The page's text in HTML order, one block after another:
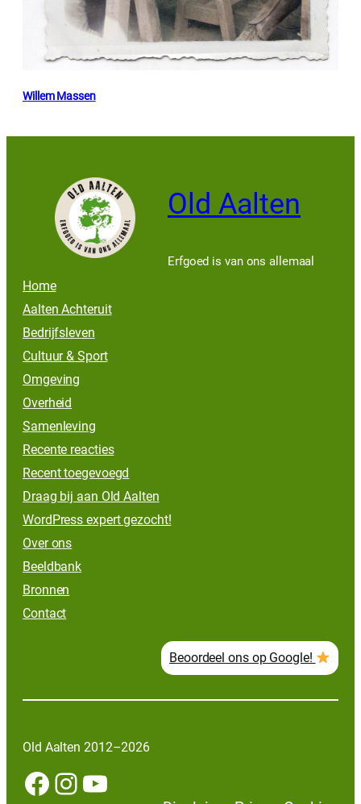
Willem Massen
Old Aalten
Erfgoed is van ons allemaal
Home
Aalten Achteruit
Bedrijfsleven
Cultuur & Sport
Omgeving
Overheid
Samenleving
Recente reacties
Recent toegevoegd
Draag bij aan Old Aalten
WordPress expert gezocht!
Over ons
Beeldbank
Bronnen
Contact
Beoordeel ons op Google!
Old Aalten 2012–2026
Facebook InstagramYouTube